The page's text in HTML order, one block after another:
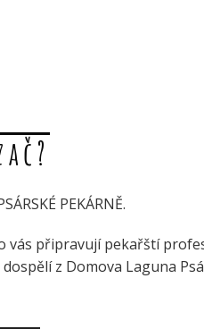
PEKÁRNĚ.
vás připravují pekařští
dospělí z Domova Laguna